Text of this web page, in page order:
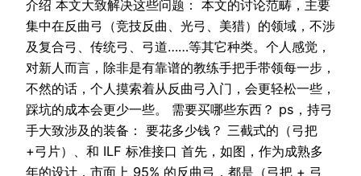
介绍 本文大致解决这些问题： 本文的讨论范畴，主要
集中在反曲弓（竞技反曲、光弓、美猎）的领域，不涉
及复合弓、传统弓、弓道……等其它种类。个人感觉，
对新人而言，除非是有靠谱的教练手把手带领每一步，
不然的话，个人摸索着从反曲弓入门，会更轻松一些，
踩坑的成本会更少一些。 需要买哪些东西？ ps，持弓
手大致涉及的装备： 要花多少钱？ 三截式的（弓把
+弓片）、和 ILF 标准接口 首先，如图，作为成熟多
年的设计，市面上 95% 的反曲弓，都是（弓把 + 弓